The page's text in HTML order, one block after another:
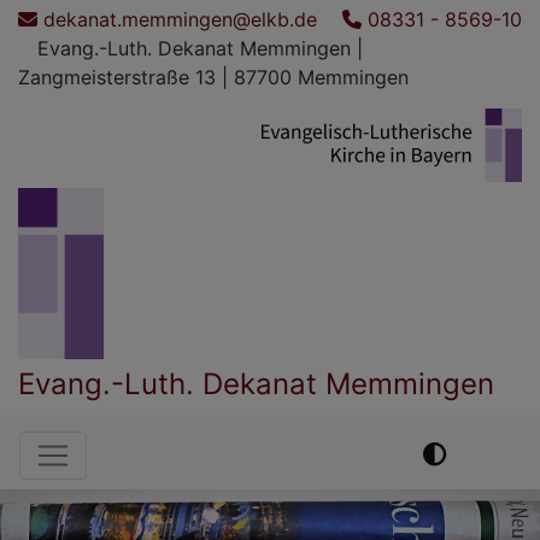
Direkt
Inhalt
dekanat.memmingen@elkb.de
08331 - 8569-10
Evang.-Luth. Dekanat Memmingen |
Zangmeisterstraße 13 | 87700 Memmingen
Evang.-Luth. Dekanat Memmingen
Hauptnavigation